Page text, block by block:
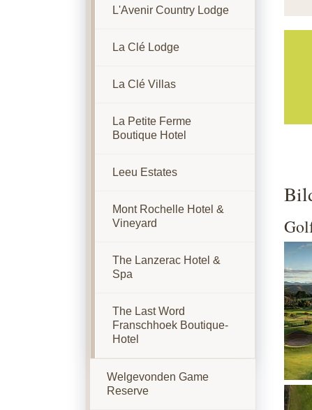
L'Avenir Country Lodge
La Clé Lodge
La Clé Villas
La Petite Ferme
Boutique Hotel
Leeu Estates
Mont Rochelle Hotel &
Vineyard
The Lanzerac Hotel &
Spa
The Last Word
Franschhoek Boutique-
Hotel
Welgevonden Game
Reserve